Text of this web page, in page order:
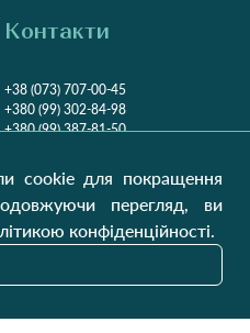
Контакти
+38 (073) 707-00-45
+380 (99) 302-84-98
+380 (99) 387-81-50
Пн-Пт9:00 - 16:00
НДВихідний
cookie для покращення
перегляд, ви
конфіденційності.